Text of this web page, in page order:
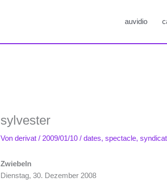
auvidio
sylvester
Vonderivat/ 2009/01/10/dates,spectacle,
Zwiebeln
Dienstag, 30. Dezember 2008